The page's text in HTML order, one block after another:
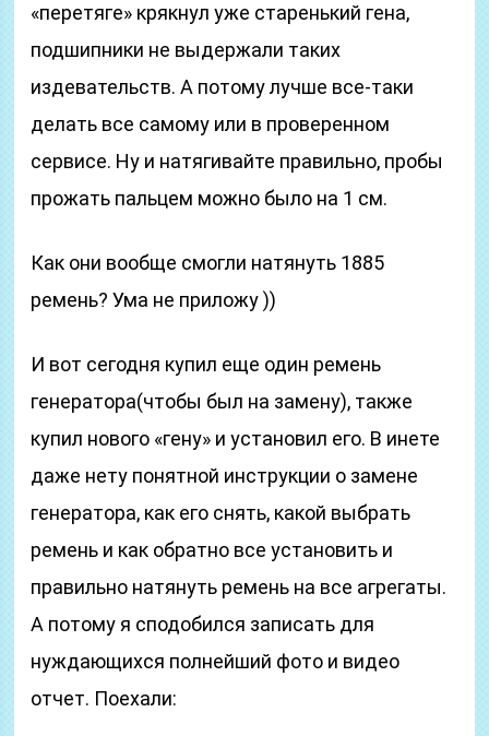
«перетяге» крякнул уже старенький гена,
подшипники не выдержали таких
издевательств. А потому лучше все-таки
делать все самому или в проверенном
сервисе. Ну и натягивайте правильно, пробы
прожать пальцем можно было на 1 см.
Как они вообще смогли натянуть 1885
ремень? Ума не приложу ))
И вот сегодня купил еще один ремень
генератора(чтобы был на замену), также
купил нового «гену» и установил его. В инете
даже нету понятной инструкции о замене
генератора, как его снять, какой выбрать
ремень и как обратно все установить и
правильно натянуть ремень на все агрегаты.
А потому я сподобился записать для
нуждающихся полнейший фото и видео
отчет. Поехали: